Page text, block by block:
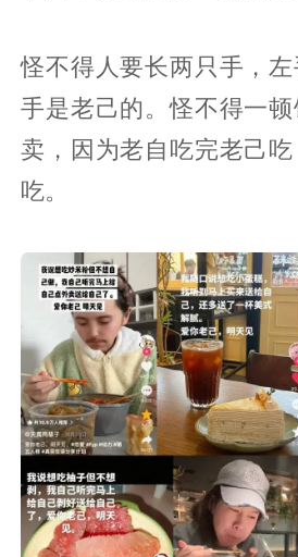
怪不得人要长两只手，
手是老己的。怪不得一
卖，因为老自吃完老己
吃。